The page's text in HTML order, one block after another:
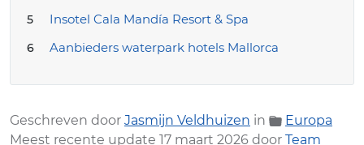
Insotel Cala Mandía Resort & Spa
Aanbieders waterpark hotels Mallorca
Geschreven door Jasmijn Veldhuizen in
Europa
Meest recente update 17 maart 2026 door Team